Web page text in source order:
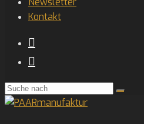
Kontakt